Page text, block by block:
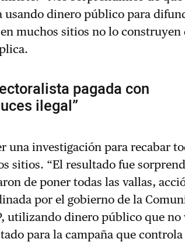
usando dinero público para
muchos sitios no lo construyen
pagada con
ilegal”
una investigación para recabar
sitios. “El resultado fue
de poner todas las vallas,
por el gobierno de la
utilizando dinero público que no
para la campaña que controla